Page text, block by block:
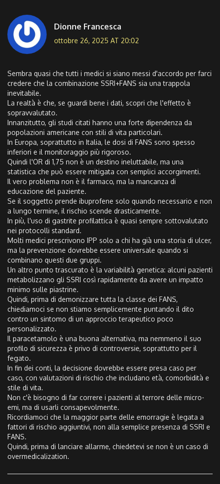
Dionne Francesca
ottobre 26, 2025 AT 20:02
Sembra quasi che tutti i medici si siano messi d'accordo per farci
credere che la combinazione SSRI+FANS sia una trappola
inevitabile.
La realtà è che, se guardi bene i dati, scopri che l'effetto è
sopravvalutato.
Innanzitutto, gli studi citati hanno una forte dipendenza da
popolazioni americane con stili di vita particolari.
In Europa, soprattutto in Italia, le dosi di FANS sono spesso
inferiori e il monitoraggio più rigoroso.
Quindi l'OR di 1,75 non è un destino ineluttabile, ma una
statistica che può essere mitigata con semplici accorgimenti.
Il vero problema non è il farmaco, ma la mancanza di
educazione del paziente.
Se il soggetto prende ibuprofene solo quando necessario e non
a lungo termine, il rischio scende drasticamente.
In più, l'uso di gastrite profilattica è quasi sempre sottovalutato
nei protocolli standard.
Molti medici prescrivono IPP solo a chi ha già una storia di ulcer,
ma la prevenzione dovrebbe essere universale quando si
combinano questi due gruppi.
Un altro punto trascurato è la variabilità genetica: alcuni pazienti
metabolizzano gli SSRI così rapidamente da avere un impatto
minimo sulle piastrine.
Quindi, prima di demonizzare tutta la classe dei FANS,
chiediamoci se non stiamo semplicemente puntando il dito
contro un sintomo di un approccio terapeutico poco
personalizzato.
Il paracetamolo è una buona alternativa, ma nemmeno il suo
profilo di sicurezza è privo di controversie, soprattutto per il
fegato.
In fin dei conti, la decisione dovrebbe essere presa caso per
caso, con valutazioni di rischio che includano età, comorbidità e
stile di vita.
Non c'è bisogno di far correre i pazienti al terrore delle micro-
emi, ma di usarli consapevolmente.
Ricordiamoci che la maggior parte delle emorragie è legata a
fattori di rischio aggiuntivi, non alla semplice presenza di SSRI e
FANS.
Quindi, prima di lanciare allarme, chiedetevi se non è un caso di
overmedicalization.